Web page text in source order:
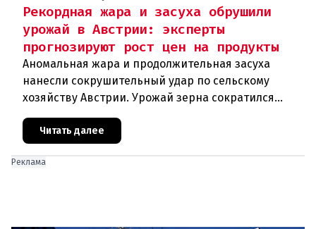
Рекордная жара и засуха обрушили
урожай в Австрии: эксперты
прогнозируют рост цен на продукты
Аномальная жара и продолжительная засуха
нанесли сокрушительный удар по сельскому
хозяйству Австрии. Урожай зерна сократился
потери достигают 80 процентов.
Читать далее
Реклама